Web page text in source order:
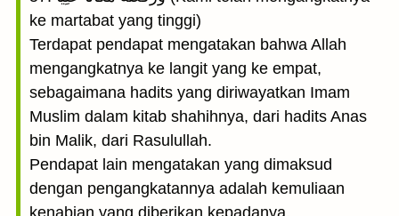
ke martabat yang tinggi)
Terdapat pendapat mengatakan bahwa Allah
mengangkatnya ke langit yang ke empat,
sebagaimana hadits yang diriwayatkan Imam
Muslim dalam kitab shahihnya, dari hadits Anas
bin Malik, dari Rasulullah.
Pendapat lain mengatakan yang dimaksud
dengan pengangkatannya adalah kemuliaan
kenabian yang diberikan kepadanya.